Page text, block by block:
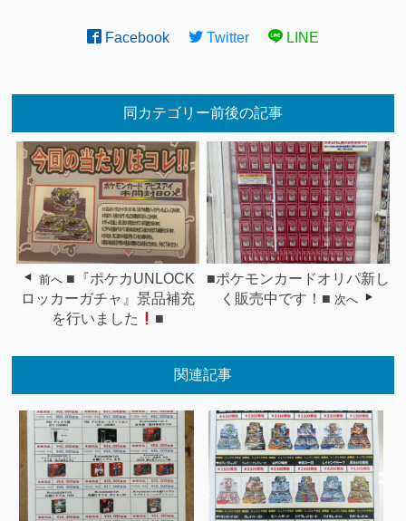
Facebook Twitter LINE
同カテゴリー前後の記事
前へ ■『ポケカUNLOCK
ロッカーガチャ』景品補充
を行いました
■
■ポケモンカードオリパ新し
く販売中です！■ 次へ
関連記事